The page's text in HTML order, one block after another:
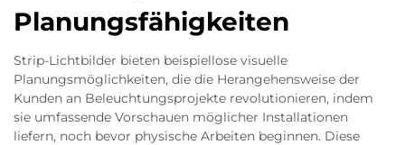
Planungsfähigkeiten
Strip-Lichtbilder bieten beispiellose visuelle
Planungsmöglichkeiten, die die Herangehensweise der
Kunden an Beleuchtungsprojekte revolutionieren, indem
sie umfassende Vorschauen möglicher Installationen
liefern, noch bevor physische Arbeiten beginnen. Diese